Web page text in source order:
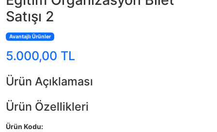
Satışı 2
Avantajlı Ürünler
5.000,00 TL
Ürün Açıklaması
Ürün Özellikleri
Ürün Kodu: